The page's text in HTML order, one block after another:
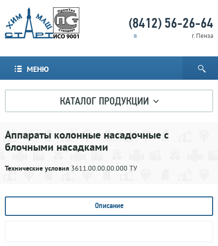
(8412) 56-26-64
г. Пенза
МЕНЮ
КАТАЛОГ ПРОДУКЦИИ
Аппараты колонные насадочные с
блочными насадками
Технические условия 3611.00.00.00.000 ТУ
Описание